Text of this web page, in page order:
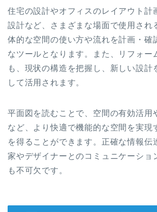
住宅の設計やオフィスのレイアウト計
設計など、さまざまな場面で使用され
体的な空間の使い方や流れを計画・確
なツールとなります。また、リフォー
も、現状の構造を把握し、新しい設計
して活用されます。
平面図を読むことで、空間の有効活用
など、より快適で機能的な空間を実現
を得ることができます。正確な情報伝
家やデザイナーとのコミュニケーショ
も不可欠です。